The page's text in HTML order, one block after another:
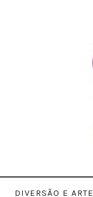
DIVERSÃO E ARTE